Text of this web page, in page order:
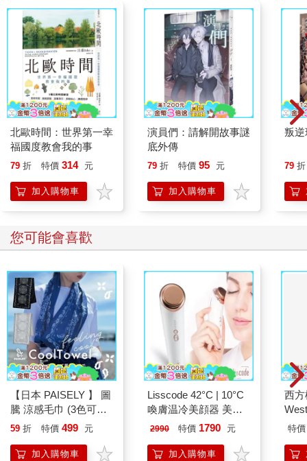
北歐時間：世界第一幸
福國度教會我的事
79 折 特價 314 元
加入購物車
演員們：請解開故事謎
底外傳
79 折 特價 95 元
加入購物車
叛逆
79 折
您可能會喜歡
【日本 PAISELY 】 圖
騰 涼感毛巾 (3色可選)
涼感毛巾 涼感巾 冰涼
毛巾
59 折 特價 499 元
加入購物車
Lisscode 42°C | 10°C
喚膚温冷美顔器 美膚
儀
2990 特價 1790 元
加入購物車
西
BD
特價